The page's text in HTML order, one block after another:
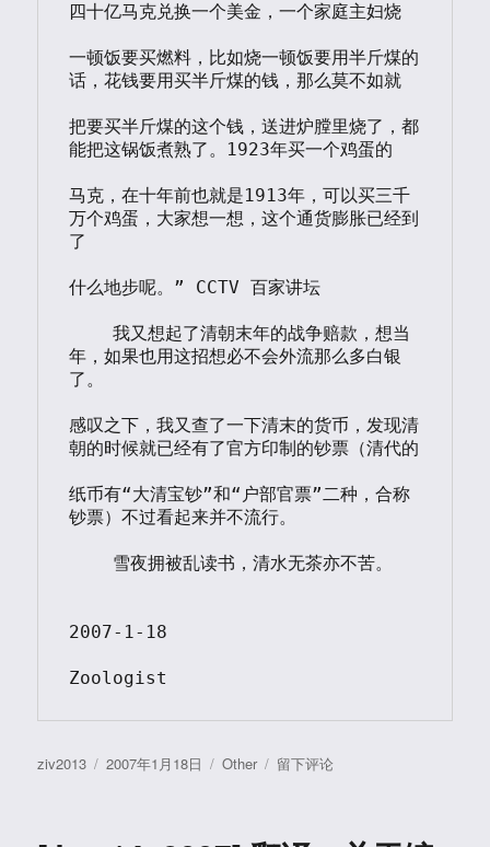
四十亿马克兑换一个美金，一个家庭主妇烧
一顿饭要买燃料，比如烧一顿饭要用半斤煤的
话，花钱要用买半斤煤的钱，那么莫不如就
把要买半斤煤的这个钱，送进炉膛里烧了，都
能把这锅饭煮熟了。1923年买一个鸡蛋的
马克，在十年前也就是1913年，可以买三千
万个鸡蛋，大家想一想，这个通货膨胀已经到
了
什么地步呢。” CCTV 百家讲坛
    我又想起了清朝末年的战争赔款，想当
年，如果也用这招想必不会外流那么多白银
了。
感叹之下，我又查了一下清末的货币，发现清
朝的时候就已经有了官方印制的钞票（清代的
纸币有“大清宝钞”和“户部官票”二种，合称
钞票）不过看起来并不流行。
2007-1-18
Zoologist
作
ziv2013
发
2007年1月18日
分
Other
于
留下评论